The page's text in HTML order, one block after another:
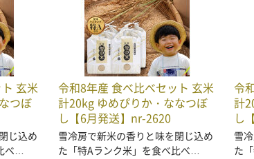
玄米
つぼ
じ込め
べ…
令和8年産 食べ比べセット 玄米
計20kg ゆめぴりか・ななつぼ
し【6月発送】nr-2620
雪冷房で新米の香りと味を閉じ込め
た「特Aランク米」を食べ比べ…
令
計
し
雪
た